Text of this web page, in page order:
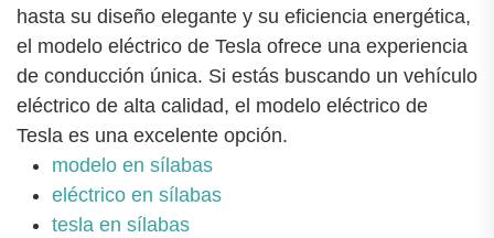
hasta su diseño elegante y su eficiencia energética,
el modelo eléctrico de Tesla ofrece una experiencia
de conducción única. Si estás buscando un vehículo
eléctrico de alta calidad, el modelo eléctrico de
Tesla es una excelente opción.
modelo en sílabas
eléctrico en sílabas
tesla en sílabas